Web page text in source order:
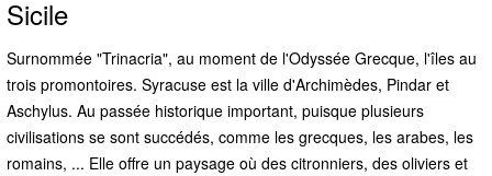
Sicile
Surnommée "Trinacria", au moment de l'Odyssée Grecque, l'îles au
trois promontoires. Syracuse est la ville d'Archimèdes, Pindar et
Aschylus. Au passée historique important, puisque plusieurs
civilisations se sont succédés, comme les grecques, les arabes, les
romains, ... Elle offre un paysage où des citronniers, des oliviers et